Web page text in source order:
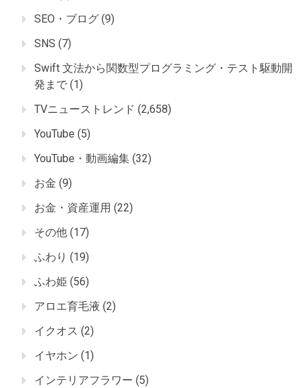
SEO・ブログ (9)
SNS (7)
Swift 文法から関数型プログラミング・テスト駆動開
発まで (1)
TVニューストレンド (2,658)
YouTube (5)
YouTube・動画編集 (32)
お金 (9)
お金・資産運用 (22)
その他 (17)
ふわり (19)
ふわ姫 (56)
アロエ育毛液 (2)
イクオス (2)
イヤホン (1)
インテリアフラワー (5)